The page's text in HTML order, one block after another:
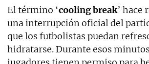
El término ‘coolingbreak’ hace
una interrupción oficial del
que los futbolistas puedan
hidratarse. Durante esos